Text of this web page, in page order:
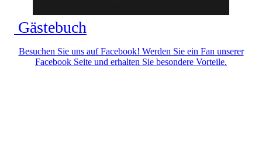
Gästebuch
Besuchen Sie uns auf Facebook! Werden Sie ein Fan unserer
Facebook Seite und erhalten Sie besondere Vorteile.